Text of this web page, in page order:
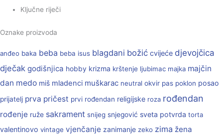
Ključne riječi
Oznake proizvoda
anđeo baka beba beba isus blagdani božić cvijeće djevojčica
dječak godišnjica hobby krizma krštenje ljubimac majka majčin
dan medo miš mladenci muškarac neutral okvir pas poklon posao
prijatelj prva pričest prvi rođendan religijske roza rođendan
rođenje ruže sakrament snijeg snjegović sveta potvrda torta
valentinovo vintage vjenčanje zanimanje zeko zima žena